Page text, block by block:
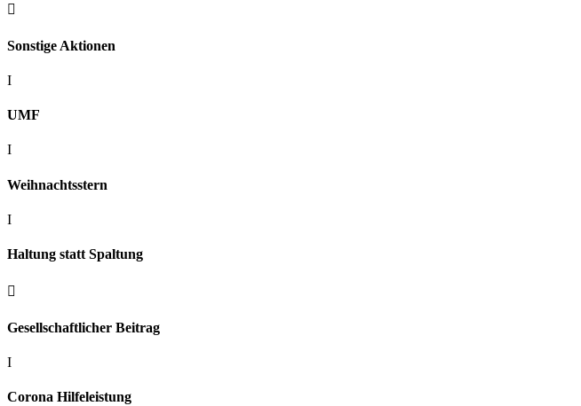

Sonstige Aktionen
I
UMF
I
Weihnachtsstern
I
Haltung statt Spaltung

Gesellschaftlicher Beitrag
I
Corona Hilfeleistung